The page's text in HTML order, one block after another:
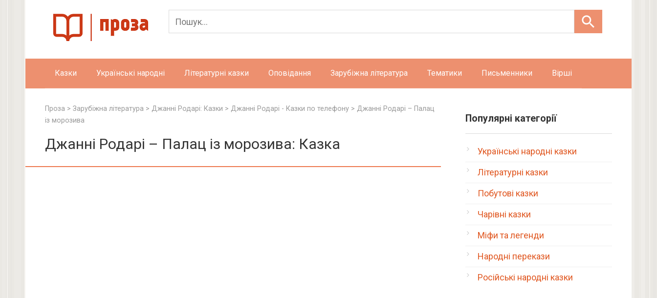
Казки Українські народні Літературні казки Оповідання Зарубіжна література Тематики Письменники Вірші
Проза > Зарубіжна література > Джанні Родарі: Казки > Джанні Родарі - Казки по телефону > Джанні Родарі – Палац
із морозива
Джанні Родарі – Палац із морозива: Казка
Популярні категорії
Українські народні казки
Літературні казки
Побутові казки
Чарівні казки
Міфи та легенди
Народні перекази
Російські народні казки